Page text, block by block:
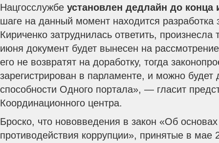
Нацгосслужбе установлен дедлайн до конца
шаге на данный момент находится разработка
Кириченко затруднилась ответить, произнесла
июня документ будет вынесен на
его не возвратят на доработку, тогда
зарегистрирован в парламенте, и можно будет
способности Одного портала», — гласит
Координационного центра.
Броско, что нововведения в закон «Об
противодействия коррупции», принятые в мае